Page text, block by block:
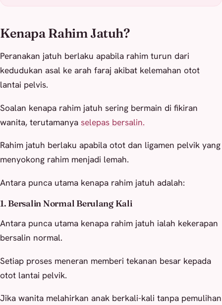
Kenapa Rahim Jatuh?
Peranakan jatuh berlaku apabila rahim turun dari
kedudukan asal ke arah faraj akibat kelemahan otot
lantai pelvis.
Soalan kenapa rahim jatuh sering bermain di fikiran
wanita, terutamanya selepas bersalin.
Rahim jatuh berlaku apabila otot dan ligamen pelvik yang
menyokong rahim menjadi lemah.
Antara punca utama kenapa rahim jatuh adalah:
1. Bersalin Normal Berulang Kali
Antara punca utama kenapa rahim jatuh ialah kekerapan
bersalin normal.
Setiap proses meneran memberi tekanan besar kepada
otot lantai pelvik.
Jika wanita melahirkan anak berkali-kali tanpa pemulihan